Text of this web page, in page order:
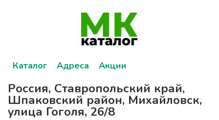
Каталог Адреса Акции
Россия, Ставропольский край,
Шпаковский район, Михайловск,
улица Гоголя, 26/8